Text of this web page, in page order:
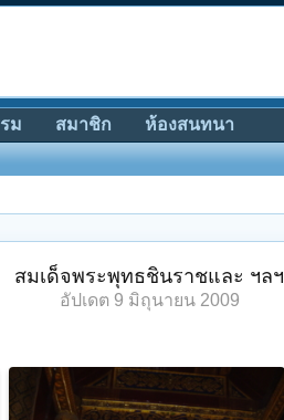
สมเด็จพระพุทธชินราชและ ฯลฯ
อัปเดต 9 มิถุนายน 2009
ม สมาชิก ห้องสนทนา